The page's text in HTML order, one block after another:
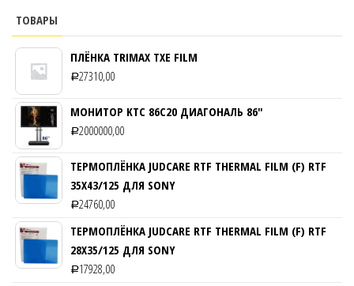
ТОВАРЫ
ПЛЁНКА TRIMAX TXE FILM
Р27310,00
МОНИТОР KTC 86C20 ДИАГОНАЛЬ 86″
Р2000000,00
ТЕРМОПЛЁНКА JUDCARE RTF THERMAL FILM (F) RTF
35Х43/125 ДЛЯ SONY
Р24760,00
ТЕРМОПЛЁНКА JUDCARE RTF THERMAL FILM (F) RTF
28Х35/125 ДЛЯ SONY
Р17928,00